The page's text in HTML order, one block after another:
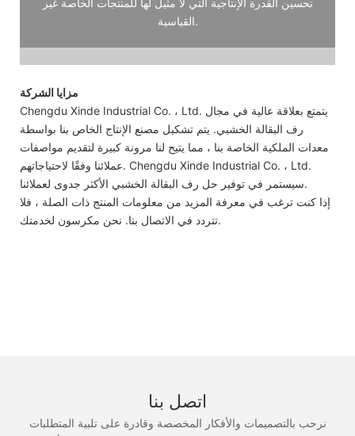
القياسية.
مزايا الشركة
Chengdu Xinde Industrial Co. ، Ltd. يتمتع بعلاقة عالية في مجال
رف البقالة الخشبي. يتم تشكيل مصنع الإنتاج الخاص بنا بواسطة
معدات الملكية الخاصة بنا ، مما يتيح لنا مرونة كبيرة لتقديم مواصفات
عملائنا وفقًا لاحتياجاتهم. Chengdu Xinde Industrial Co. ، Ltd.
سيستمر في توفير حل رف البقالة الخشبي الأكثر جدوى لعملائنا.
إذا كنت ترغب في معرفة المزيد من معلومات المنتج ذات الصلة ، فلا
تتردد في الاتصال بنا. نحن مكرسون لخدمتك.
اتصل بنا
نرحب بالتصميمات والأفكار المخصصة وقادرة على تلبية المتطلبات